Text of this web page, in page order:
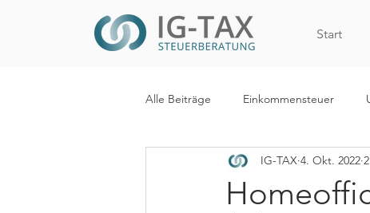
Start
Alle Beiträge Einkommensteuer
Internationales Steuerrecht
IG-TAX 4. Okt. 2022